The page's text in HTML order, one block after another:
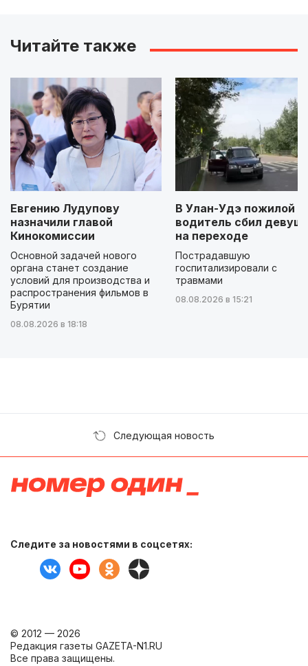
Читайте также
Евгению Лудупову
назначили главой
Кинокомиссии
Основной задачей нового
органа станет создание
условий для производства и
распространения фильмов в
Бурятии
08.08.2026 в 18:18
В Улан-Удэ пожилой
водитель сбил
на переходе
Пострадавшую
госпитализировали с
травмами
08.08.2026 в 15:21
Следующая новость
Следите за новостями в соцсетях:
© 2012 — 2026
Редакция газеты GAZETA-N1.RU
Все права защищены.